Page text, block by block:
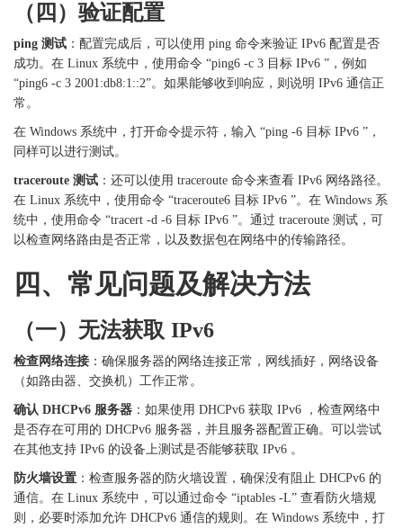
（四）验证配置
ping 测试 ：配置完成后，可以使用 ping 命令来验证 IPv6 配置是否
成功。在 Linux 系统中，使用命令 “ping6 -c 3 目标 IPv6 ”，例如
“ping6 -c 3 2001:db8:1::2”。如果能够收到响应，则说明 IPv6 通信正
常。
在 Windows 系统中，打开命令提示符，输入 “ping -6 目标 IPv6 ”，
同样可以进行测试。
traceroute 测试 ：还可以使用 traceroute 命令来查看 IPv6 网络路径。
在 Linux 系统中，使用命令 “traceroute6 目标 IPv6 ”。在 Windows 系
统中，使用命令 “tracert -d -6 目标 IPv6 ”。通过 traceroute 测试，可
以检查网络路由是否正常，以及数据包在网络中的传输路径。
四、常见问题及解决方法
（一）无法获取 IPv6
检查网络连接 ：确保服务器的网络连接正常，网线插好，网络设备
（如路由器、交换机）工作正常。
确认 DHCPv6 服务器 ：如果使用 DHCPv6 获取 IPv6 ，检查网络中
是否存在可用的 DHCPv6 服务器，并且服务器配置正确。可以尝试
在其他支持 IPv6 的设备上测试是否能够获取 IPv6 。
防火墙设置 ：检查服务器的防火墙设置，确保没有阻止 DHCPv6 的
通信。在 Linux 系统中，可以通过命令 “iptables -L” 查看防火墙规
则，必要时添加允许 DHCPv6 通信的规则。在 Windows 系统中，打